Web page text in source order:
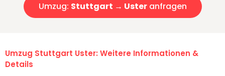
Umzug: Stuttgart → Usteranfragen
Umzug Stuttgart Uster: Weitere Informationen &
Details